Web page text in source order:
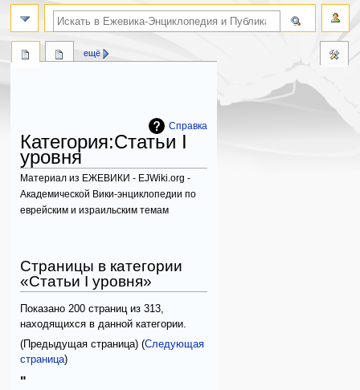
Справка
Категория:Статьи I
уровня
Материал из ЕЖЕВИКИ - EJWiki.org -
Академической Вики-энциклопедии по
еврейским и израильским темам
навигации
поиску
Страницы в категории
«Статьи I уровня»
Показано 200 страниц из 313,
находящихся в данной категории.
(Предыдущая страница) (Следующая
страница)
"
ещё
поиск по словам